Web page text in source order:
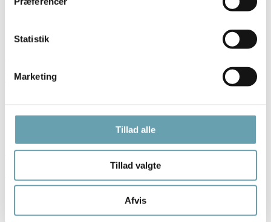
Statistik
Marketing
Tillad alle
Tillad valgte
Afvis
1-dagslinser er ideelle, hvis du ønsker komfort og sikkerhed. 1-
slipper for rengøring af linserne. 1-dagslinser minimerer risikoen for
øjenirritation, og de er også velegnede til brugere, som skifter
14-dages linser
Denne linsetype kræver ingen tilvænning, og om nødvendigt kan du
endda sove med linserne enkelte nætter. Der er kun minimal risiko
for belægninger, da du skifter til nye linser hver 14. dag. Samtidig er
disse kontaktlinser med styrke lette og hurtige at rengøre.